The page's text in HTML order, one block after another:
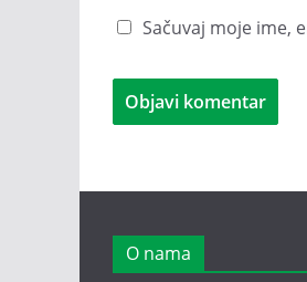
Sačuvaj moje ime,
O nama